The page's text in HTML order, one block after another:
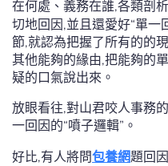
在何處、義務在誰,各類剖析
切地回因,並且還愛好“單一
節,就認為把握了所有的的
其他能夠的緣由,把能夠的
疑的口氣說出來。
放眼看往,對山君咬人事務
一回因的“噴子邏輯”。
好比,有人將問包養網題回